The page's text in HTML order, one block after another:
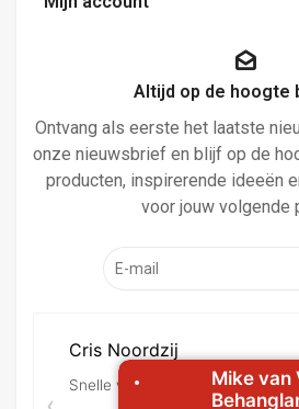
Altijd op de hoogte
Ontvang als eerste het laatste
onze nieuwsbrief en blijf op de
producten, inspirerende ideeën
voor jouw volgende